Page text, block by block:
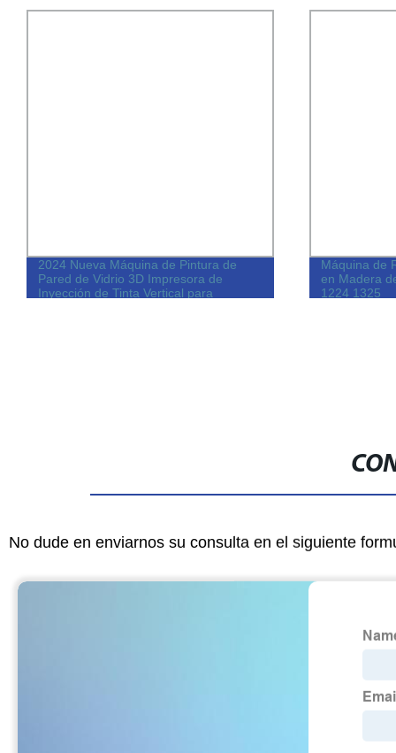
2024 Nueva Máquina de Pintura de
Pared de Vidrio 3D Impresora de
Inyección de Tinta Vertical para
Máquina de
en Madera
1224 1325
No dude en enviarnos su consulta en el siguiente